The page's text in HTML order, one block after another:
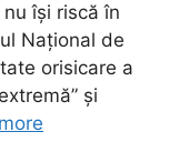
își riscă în
Național de
orisicare a
și